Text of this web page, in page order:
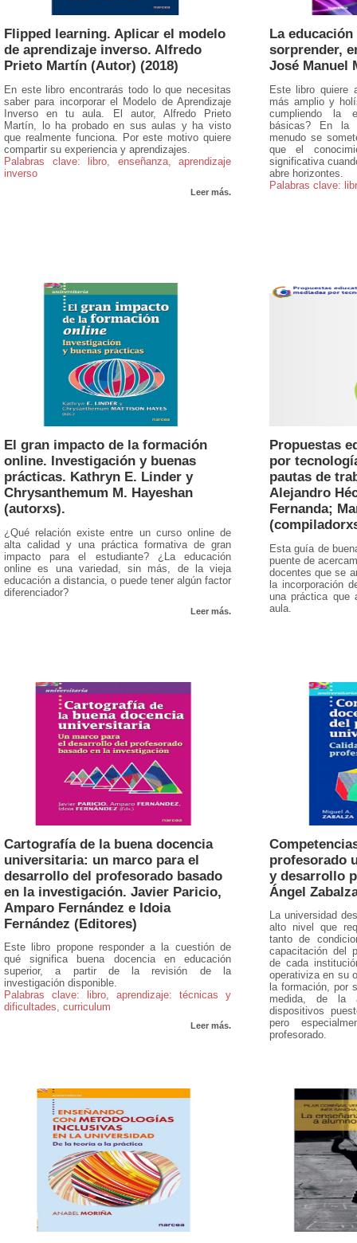
Flipped learning. Aplicar el modelo
de aprendizaje inverso. Alfredo
Prieto Martín (Autor) (2018)
En este libro encontrarás todo lo que necesitas
saber para incorporar el Modelo de Aprendizaje
Inverso en tu aula. El autor, Alfredo Prieto
Martín, lo ha probado en sus aulas y ha visto
que realmente funciona. Por este motivo quiere
compartir su experiencia y aprendizajes.
Palabras clave: libro, enseñanza, aprendizaje
inverso
Leer más.
La
sorprender,
José Manuel
Este libro quiere
más amplio y
cumpliendo la
básicas? En la
menudo se
que el
significativa
abre horizontes.
Palabras clave:
El gran impacto de la formación
online. Investigación y buenas
prácticas. Kathryn E. Linder y
Chrysanthemum M. Hayeshan
(autorxs).
¿Qué relación existe entre un curso online de
alta calidad y una práctica formativa de gran
impacto para el estudiante? ¿La educación
online es una variedad, sin más, de la vieja
educación a distancia, o puede tener algún factor
diferenciador?
Leer más.
Propuestas
por
pautas de
Alejandro
Fernanda;
Esta guía de
puente de
docentes que se
la incorporación
una práctica que
aula.
Cartografía de la buena docencia
universitaria: un marco para el
desarrollo del profesorado basado
en la investigación. Javier Paricio,
Amparo Fernández e Idoia
Fernández (Editores)
Este libro propone responder a la cuestión de
qué significa buena docencia en educación
superior, a partir de la revisión de la
investigación disponible.
Palabras clave: libro, aprendizaje: técnicas y
dificultades, curriculum
Leer más.
profesorado
y desarrollo
Ángel
La universidad
alto nivel que
tanto de
capacitación del
de cada
operativiza en su
la formación, por
medida, de la
dispositivos
pero
profesorado.